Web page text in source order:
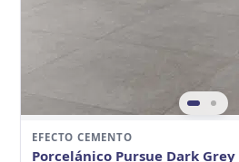
EFECTO CEMENTO
Porcelánico Pursue Dark